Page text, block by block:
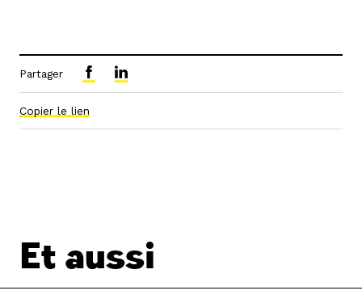
Partager
Copier le lien
Et aussi